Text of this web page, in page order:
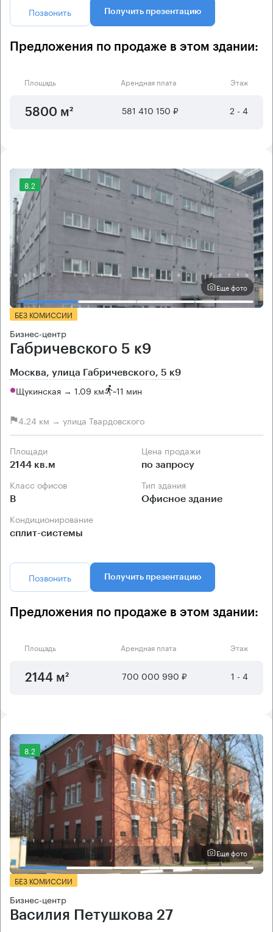
Позвонить Получить презентацию
Предложения по продаже в этом здании:
Площадь Арендная плата Этаж
5800 м² 581 410 150 ₽ 2 - 4
8.2
Еще фото
БЕЗ КОМИССИИ
Бизнес-центр
Габричевского 5 к9
Москва, улица Габричевского, 5 к9
Щукинская → 1.09 км ~11 мин
4.24 км → улица Твардовского
Площади
2144 кв.м
Цена продажи
по запросу
Класс офисов
B
Тип здания
Офисное здание
Кондиционирование
сплит-системы
Позвонить Получить презентацию
Предложения по продаже в этом здании:
Площадь Арендная плата Этаж
2144 м² 700 000 990 ₽ 1 - 4
8.2
Еще фото
БЕЗ КОМИССИИ
Бизнес-центр
Василия Петушкова 27